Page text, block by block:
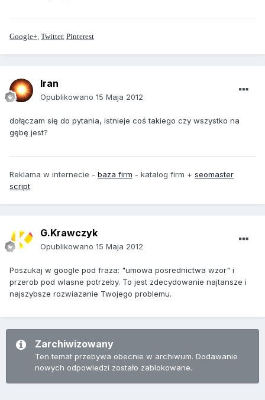
Google+, Twitter, Pinterest
Iran
Opublikowano 15 Maja 2012
dołączam się do pytania, istnieje coś takiego czy wszystko na
gębę jest?
Reklama w internecie - baza firm - katalog firm + seomaster
script
G.Krawczyk
Opublikowano 15 Maja 2012
Poszukaj w google pod fraza: "umowa posrednictwa wzor" i
przerob pod wlasne potrzeby. To jest zdecydowanie najtansze i
najszybsze rozwiazanie Twojego problemu.
Zarchiwizowany
Ten temat przebywa obecnie w archiwum. Dodawanie
nowych odpowiedzi zostało zablokowane.